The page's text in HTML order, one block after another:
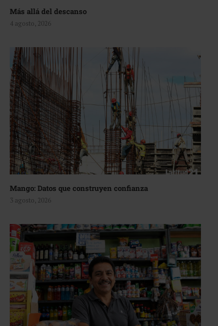
Más allá del descanso
4 agosto, 2026
Mango: Datos que construyen confianza
3 agosto, 2026